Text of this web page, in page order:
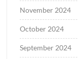
November 2024
October 2024
September 2024